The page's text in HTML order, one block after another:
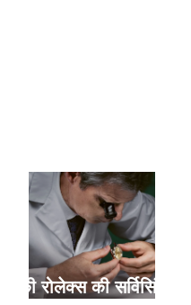
आपकी रोलेक्स की सर्विसिंग